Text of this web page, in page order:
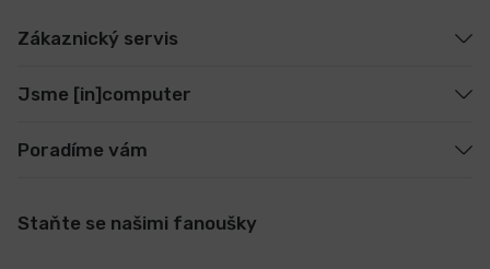
Zákaznický servis
Jsme [in]computer
Poradíme vám
Staňte se našimi fanoušky